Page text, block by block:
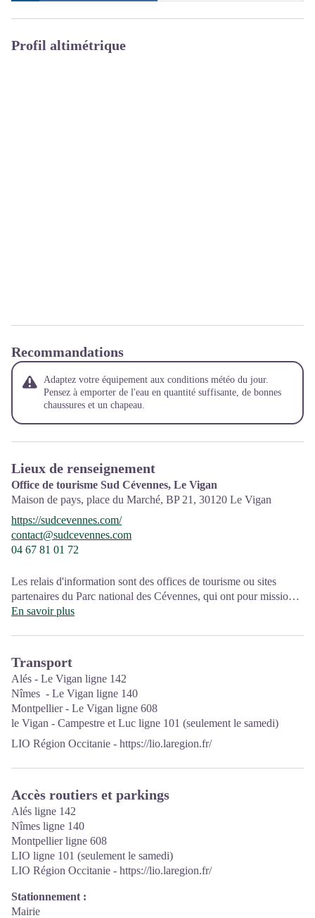
Profil altimétrique
Recommandations
Adaptez votre équipement aux conditions météo du jour.
Pensez à emporter de l'eau en quantité suffisante, de bonnes
chaussures et un chapeau.
Lieux de renseignement
Office de tourisme Sud Cévennes, Le Vigan
Maison de pays, place du Marché, BP 21, 30120 Le Vigan
https://sudcevennes.com/
contact@sudcevennes.com
04 67 81 01 72
Les relais d'information sont des offices de tourisme ou sites
partenaires du Parc national des Cévennes, qui ont pour mission
l'information et la sensibilisation sur l'offre de découverte et
Ouvert toute l'année (se renseigner pour les jours et horaires
d'ouverture en période hivernale)
En savoir plus
Transport
Alés - Le Vigan ligne 142
Nîmes - Le Vigan ligne 140
Montpellier - Le Vigan ligne 608
le Vigan - Campestre et Luc ligne 101 (seulement le samedi)
LIO Région Occitanie - https://lio.laregion.fr/
Accès routiers et parkings
Alés ligne 142
Nîmes ligne 140
Montpellier ligne 608
LIO ligne 101 (seulement le samedi)
LIO Région Occitanie - https://lio.laregion.fr/
Stationnement :
Mairie